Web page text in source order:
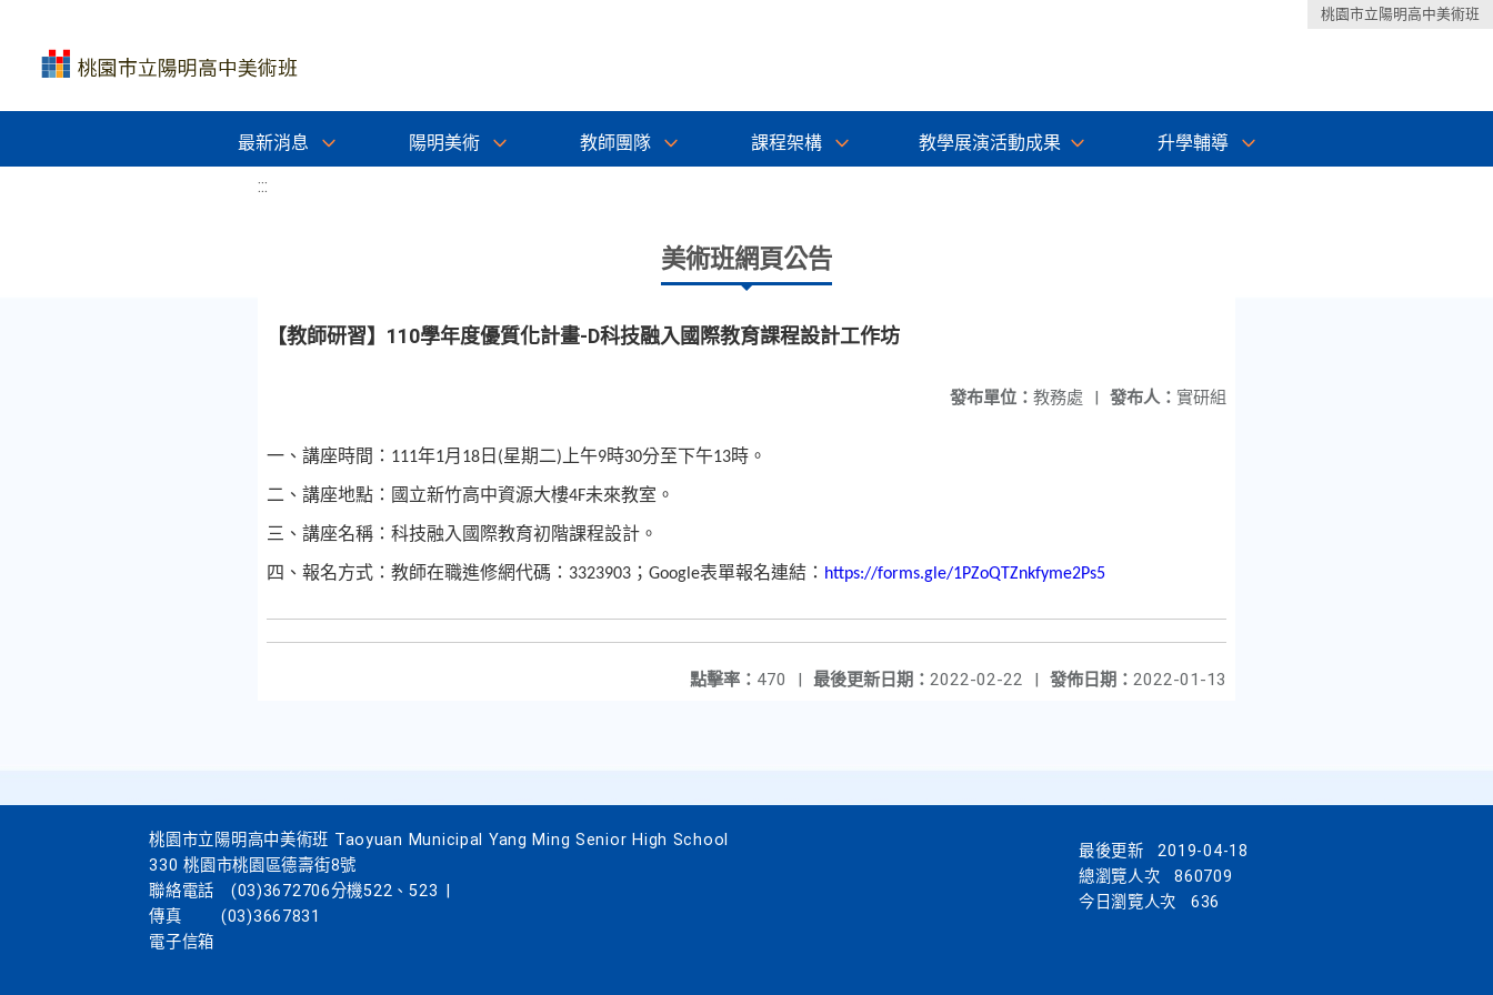
桃園市立陽明高中美術班
最新消息 陽明美術 教師團隊 課程架構 教學展演活動成果 升學輔導
:::
美術班網頁公告
【教師研習】110學年度優質化計畫-D科技融入國際教育課程設計工作坊
發布人： 實研組
發布單位： 教務處 |
一、講座時間： 111年1月 18 日 (星期二) 上午9時30分至下午13時。
二、講座地點：國立新竹高中資源大樓4F未來教室。
三、講座名稱：科技融入國際教育初階課程設計。
四、報名方式：教師在職進修網代碼： 3323903 ； Google表單報名連結： https://forms.gle/1PZoQTZnkfyme2Ps5
發佈日期： 2022-01-13
最後更新日期： 2022-02-22 |
點擊率： 470 |
桃園市立陽明高中美術班 Taoyuan Municipal Yang Ming Senior High School
330 桃園市桃園區德壽街8號
聯絡電話
(03)3672706分機522、523
傳真
(03)3667831
電子信箱
最後更新
2019-04-18
總瀏覽人次
860709
今日瀏覽人次
636